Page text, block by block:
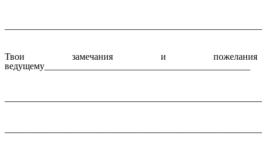
Твои замечания и пожелания
ведущему____________________________________________